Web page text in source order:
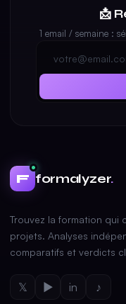
📩
1 email / semaine :
F formalyzer.
Trouvez la formation qui
projets. Analyses
comparatifs et verdicts
𝕏 ▶ in ♪